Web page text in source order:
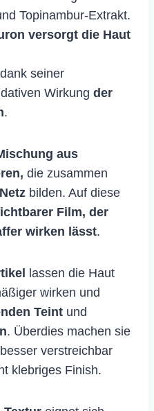
Topinambur-Extrakt.
versorgt die Haut
dank seiner
Wirkung der
.
aus
die zusammen
bilden. Auf diese
Film, der
wirken lässt.
lassen die Haut
wirken und
Teint und
. Überdies machen sie
verstreichbar
klebriges Finish.